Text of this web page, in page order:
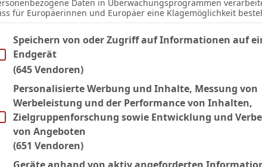
Ergebnis
N 0:2
Facebook Twitter Pinterest LinkedIn Tumblr Email
NEXT ARTICLE
A. Maier
Daten in Überwachungsprogrammen
für Europäerinnen und Europäer eine Klagemöglichkeit
Folgenden finden Sie eine Liste der Zwecke des IAB
Speichern von oder Zugriff auf Informationen auf
Endgerät
(645 Vendoren)
Personalisierte Werbung und Inhalte, Messung von
Werbeleistung und der Performance von Inhalten,
Zielgruppenforschung sowie Entwicklung und
von Angeboten
(651 Vendoren)